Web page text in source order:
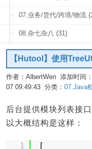
07.业务/货代/跨境/物流
08.杂七杂八 (31)
【Hutool】使用
作者：AlbertWen 添加时间
07 09:49:43 分类： 07.Java
后台提供模块列表接
以大概结构是这样：
1
[